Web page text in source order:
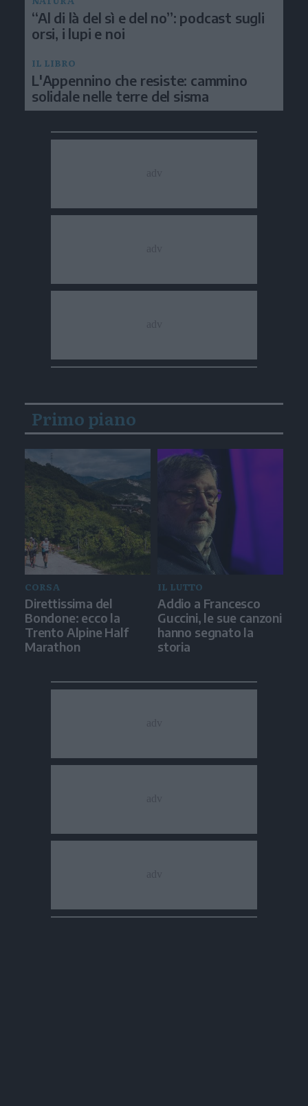
“Al di là del sì e del no”: podcast sugli
orsi, i lupi e noi
IL LIBRO
L'Appennino che resiste: cammino
solidale nelle terre del sisma
Primo piano
CORSA
Direttissima del
Bondone: ecco la
Trento Alpine Half
Marathon
IL LUTTO
Addio a Francesco
Guccini, le sue canzoni
hanno segnato la
storia